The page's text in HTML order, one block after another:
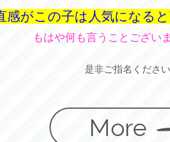
感がこの子は人気になる
もはや何も言うことござい
是非ご指名くださ
More